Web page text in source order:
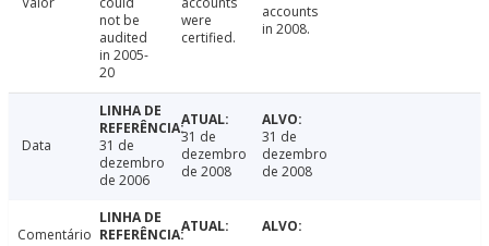
not be
audited
in 2005-
20
were
certified.
accounts
in 2008.
Data
31 de
dezembro
de 2006
31 de
dezembro
de 2008
31 de
dezembro
de 2008
Comentário